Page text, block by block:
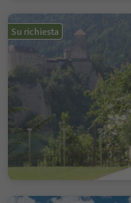
Su richiesta